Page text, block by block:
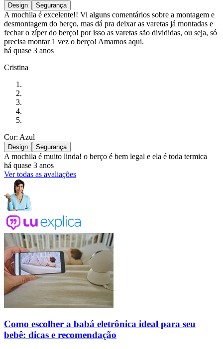
Design Segurança
A mochila é excelente!! Vi alguns comentários sobre a montagem e
desmontagem do berço, mas dá pra deixar as varetas já montadas e
fechar o zíper do berço! por isso as varetas são divididas, ou seja, só
precisa montar 1 vez o berço! Amamos aqui.
há quase 3 anos
Cristina
Cor: Azul
Design Segurança
A mochila é muito linda! o berço é bem legal e ela é toda termica
há quase 3 anos
Ver todas as avaliações
Como escolher a babá eletrônica ideal para seu
bebê: dicas e recomendação